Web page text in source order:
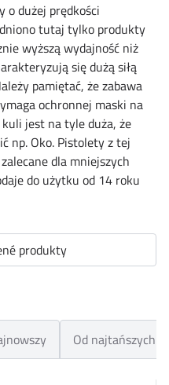
o dużej prędkości
tutaj tylko produkty
wyższą wydajność niż
się dużą siłą
pamiętać, że zabawa
ochronnej maski na
jest na tyle duża, że
np. Oko. Pistolety z tej
dla mniejszych
do użytku od 14 roku
produkty
Od najtańszych